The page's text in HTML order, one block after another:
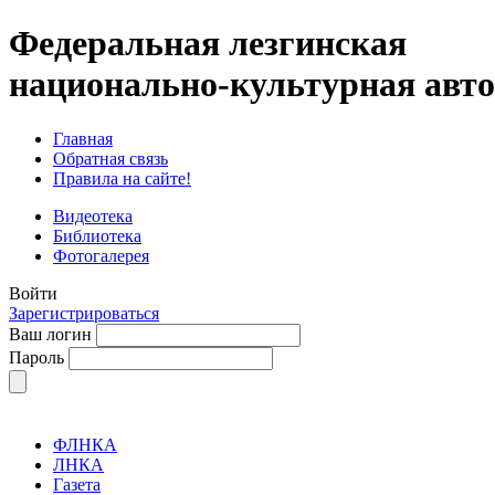
Федеральная лезгинская
национально-культурная
Главная
Обратная связь
Правила на сайте!
Видеотека
Библиотека
Фотогалерея
Войти
Зарегистрироваться
Ваш логин
Пароль
ФЛНКА
ЛНКА
Газета